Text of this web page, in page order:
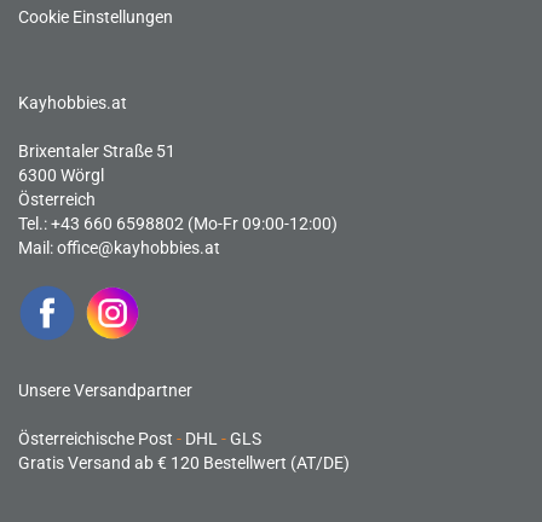
Cookie Einstellungen
Kayhobbies.at
Brixentaler Straße 51
6300 Wörgl
Österreich
Tel.: +43 660 6598802 (Mo-Fr 09:00-12:00)
Mail:office@kayhobbies.at
Unsere Versandpartner
Österreichische Post - DHL -GLS
Gratis Versand ab € 120 Bestellwert (AT/DE)